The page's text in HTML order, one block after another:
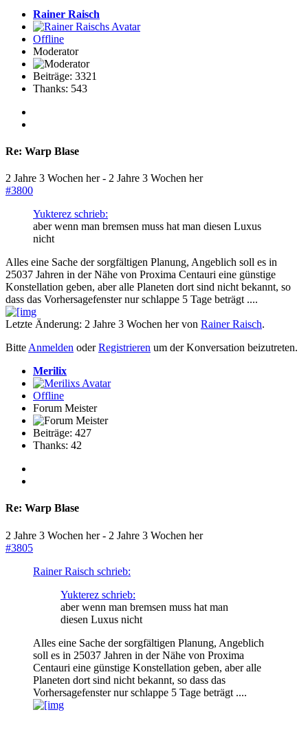
Rainer Raisch
Offline
Moderator
Beiträge: 3321
Thanks: 543
Re: Warp Blase
2 Jahre 3 Wochen her- 2 Jahre 3 Wochen her
#3800
Yukterez schrieb:
aber wenn man bremsen muss hat man diesen Luxus
nicht
Alles eine Sache der sorgfältigen Planung, Angeblich soll es in
25037 Jahren in der Nähe von Proxima Centauri eine günstige
Konstellation geben, aber alle Planeten dort sind nicht bekannt, so
dass das Vorhersagefenster nur schlappe 5 Tage beträgt ....
Letzte Änderung: 2 Jahre 3 Wochen her von Rainer Raisch.
Bitte Anmelden oderRegistrieren um der Konversation beizutreten.
Merilix
Offline
Forum Meister
Beiträge: 427
Thanks: 42
Re: Warp Blase
2 Jahre 3 Wochen her- 2 Jahre 3 Wochen her
#3805
Rainer Raisch schrieb:
Yukterez schrieb:
aber wenn man bremsen muss hat man
diesen Luxus nicht
Alles eine Sache der sorgfältigen Planung, Angeblich
soll es in 25037 Jahren in der Nähe von Proxima
Centauri eine günstige Konstellation geben, aber alle
Planeten dort sind nicht bekannt, so dass das
Vorhersagefenster nur schlappe 5 Tage beträgt ....